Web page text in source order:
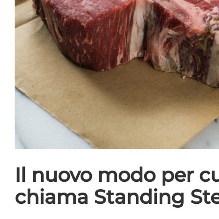
Il nuovo modo per
chiama Standing